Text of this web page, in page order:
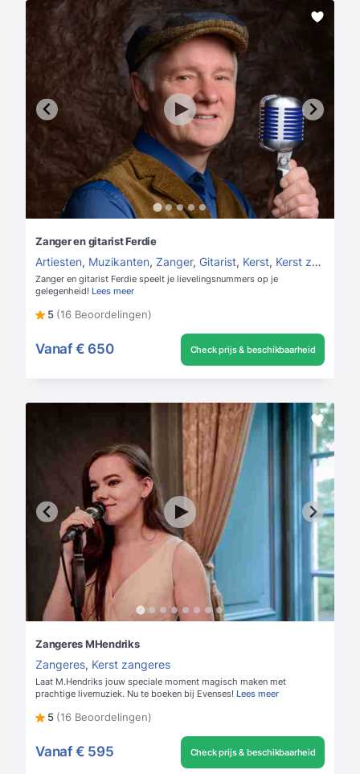
Zanger en gitarist Ferdie
Artiesten, Muzikanten, Zanger, Gitarist, Kerst, Kerst zanger
Zanger en gitarist Ferdie speelt je lievelingsnummers op je
gelegenheid! Lees meer
5 (16 Beoordelingen)
Vanaf € 650 Check prijs & beschikbaarheid
Zangeres MHendriks
Zangeres, Kerst zangeres
Laat M.Hendriks jouw speciale moment magisch maken met
prachtige livemuziek. Nu te boeken bij Evenses! Lees meer
5 (16 Beoordelingen)
Vanaf € 595 Check prijs & beschikbaarheid